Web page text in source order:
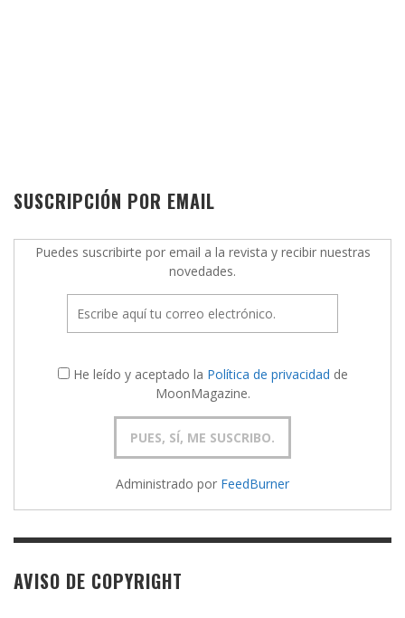
SUSCRIPCIÓN POR EMAIL
Puedes suscribirte por email a la revista y recibir nuestras
novedades.
He leído y aceptado la Política de privacidad de
MoonMagazine.
Administrado por FeedBurner
AVISO DE COPYRIGHT